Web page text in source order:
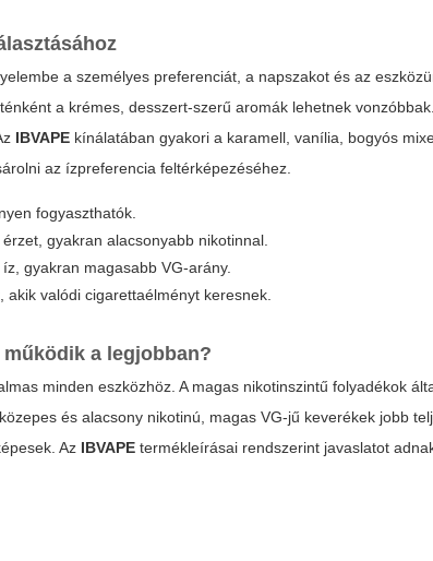
a személyes preferenciát, a napszakot és az
a krémes, desszert-szerű aromák lehetnek
IBVAPE kínálatában gyakori a karamell, vanília, bogyós
az ízpreferencia feltérképezéséhez.
fogyaszthatók.
gyakran alacsonyabb nikotinnal.
gyakran magasabb VG-arány.
akik valódi cigarettaélményt keresnek.
a legjobban?
minden eszközhöz. A magas nikotinszintű folyadékok
és alacsony nikotinú, magas VG-jű keverékek jobb
Az IBVAPE termékleírásai rendszerint javaslatot